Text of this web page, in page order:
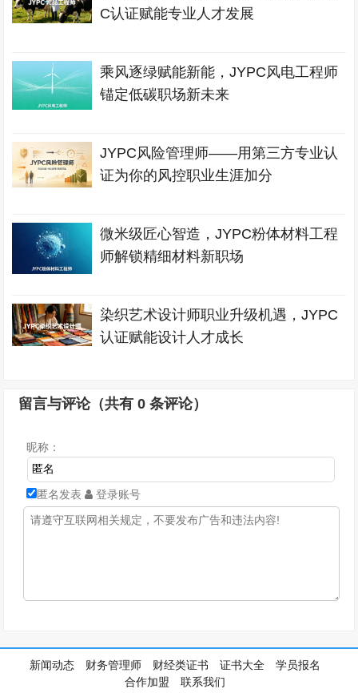
C认证赋能专业人才发展
乘风逐绿赋能新能，JYPC风电工程师
锚定低碳职场新未来
JYPC风险管理师——用第三方专业认
证为你的风控职业生涯加分
微米级匠心智造，JYPC粉体材料工程
师解锁精细材料新职场
染织艺术设计师职业升级机遇，JYPC
认证赋能设计人才成长
留言与评论（共有0 条评论）
昵称：
匿名发表 登录账号
新闻动态 财务管理师 财经类证书 证书大全
学员报名
合作加盟
联系我们